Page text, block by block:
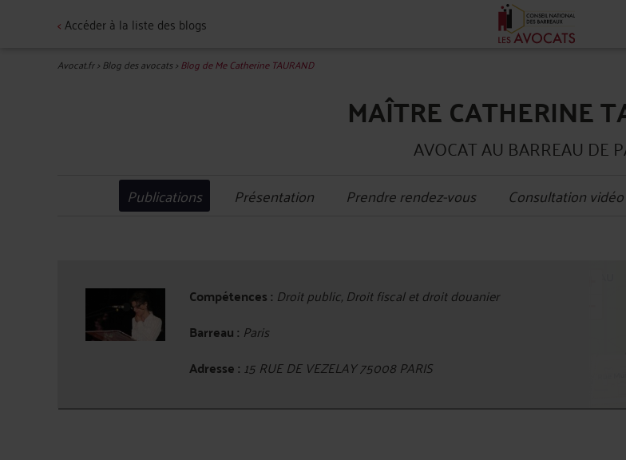
<Accéder à la liste des blogs
Avocat.fr>Blog des avocats>Blog de Me Catherine TAURAND
MAÎTRE CATHERINE
AVOCAT AU BARREAU DE
Publications Présentation Prendre rendez-vous Consultation vidéo
Compétences : Droit public, Droit fiscal et droit douanier
Barreau : Paris
Adresse : 15 RUE DE VEZELAY 75008 PARIS